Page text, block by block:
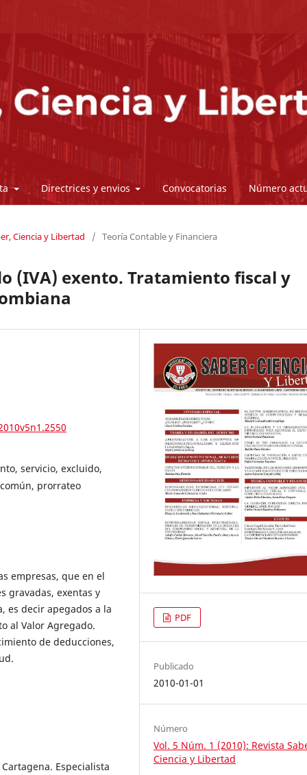
Directrices y envios Convocatorias Número
Ciencia y Libertad / Teoría Contable y Financiera
(IVA) exento. Tratamiento fiscal y
servicio, excluido,
prorrateo
empresas, que en el
gravadas, exentas y
es decir apegados a la
al Valor Agregado.
de deducciones,
Especialista
PDF
Publicado
2010-01-01
Número
Vol. 5 Núm. 1 (2010): Revista
Ciencia y Libertad